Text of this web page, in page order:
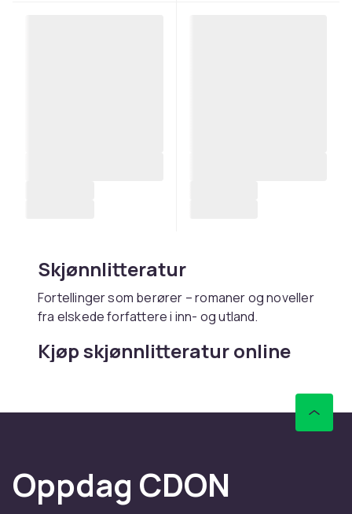
Skjønnlitteratur
Fortellinger som berører – romaner og noveller
fra elskede forfattere i inn- og utland.
Kjøp skjønnlitteratur online
Oppdag CDON